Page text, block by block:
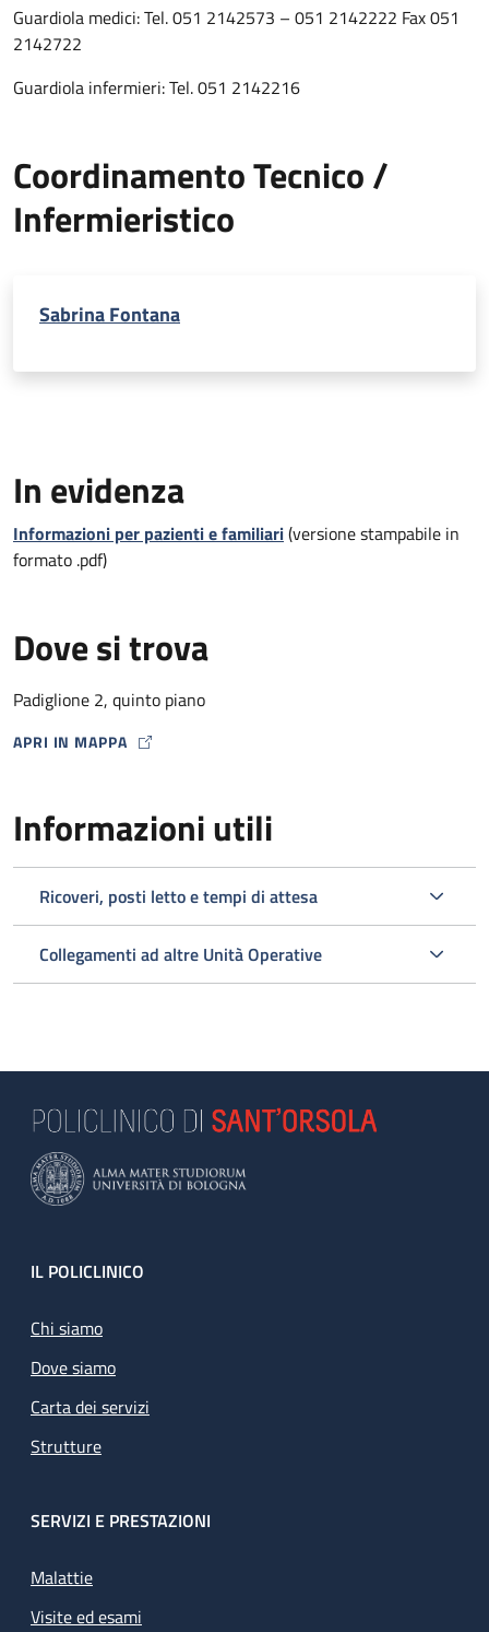
Guardiola medici: Tel. 051 2142573 – 051 2142222 Fax 051
2142722
Guardiola infermieri: Tel. 051 2142216
Coordinamento Tecnico /
Infermieristico
Sabrina Fontana
In evidenza
Informazioni per pazienti e familiari(versione stampabile in
formato .pdf)
Dove si trova
Padiglione 2, quinto piano
APRI IN MAPPA
MAP ICON
Informazioni utili
Ricoveri, posti letto e tempi di attesa
Collegamenti ad altre Unità Operative
Footer
IL POLICLINICO
Chi siamo
Dove siamo
Carta dei servizi
Strutture
SERVIZI E PRESTAZIONI
Malattie
Visite ed esami